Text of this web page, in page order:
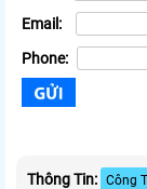
Email:
Phone:
Thông Tin: Công